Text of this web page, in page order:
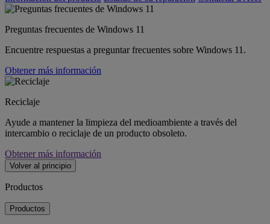
Preguntas frecuentes de Windows 11
Encuentre respuestas a preguntar frecuentes sobre Windows 11.
Obtener más información
Reciclaje
Ayude a mantener la limpieza del medioambiente a través del
intercambio o reciclaje de un producto obsoleto.
Obtener más información
Volver al principio
Productos
Productos